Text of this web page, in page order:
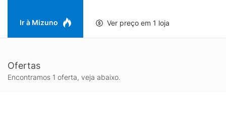
Ir à Mizuno Ver preço em 1 loja
Ofertas
Encontramos 1 oferta, veja abaixo.